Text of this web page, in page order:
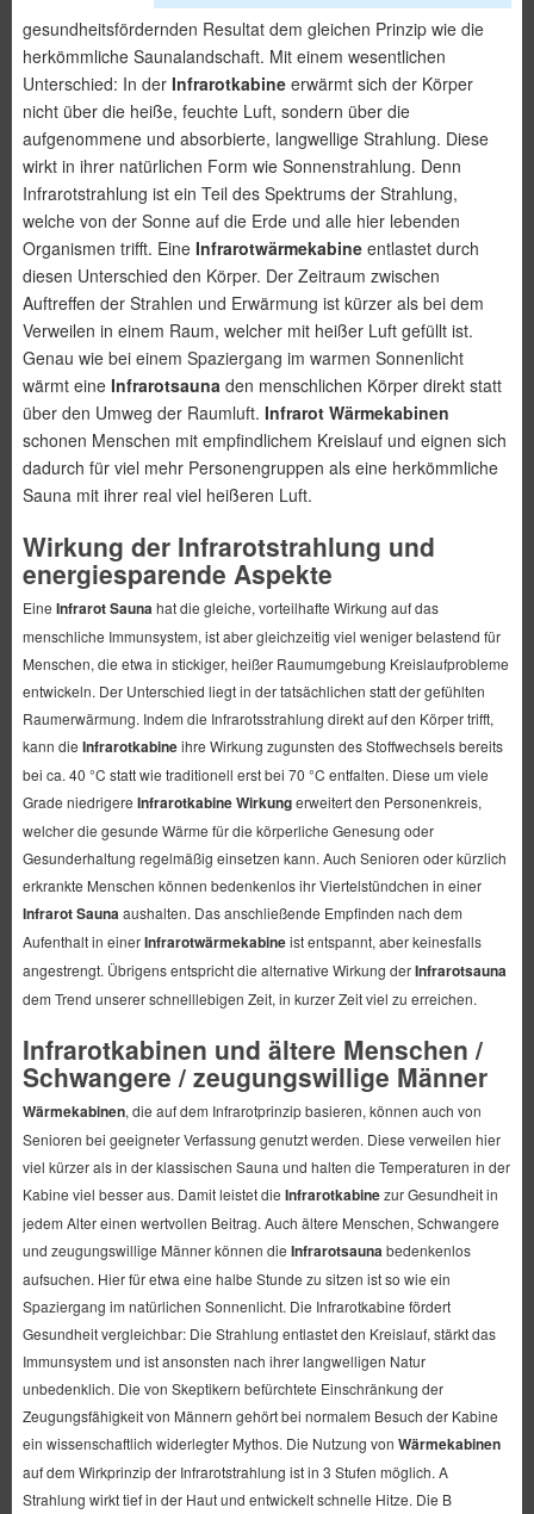
gesundheitsfördernden Resultat dem gleichen Prinzip wie die
herkömmliche Saunalandschaft. Mit einem wesentlichen
Unterschied: In der Infrarotkabineerwärmt sich der Körper
nicht über die heiße, feuchte Luft, sondern über die
aufgenommene und absorbierte, langwellige Strahlung. Diese
wirkt in ihrer natürlichen Form wie Sonnenstrahlung. Denn
Infrarotstrahlung ist ein Teil des Spektrums der Strahlung,
welche von der Sonne auf die Erde und alle hier lebenden
Organismen trifft. Eine Infrarotwärmekabineentlastet durch
diesen Unterschied den Körper. Der Zeitraum zwischen
Auftreffen der Strahlen und Erwärmung ist kürzer als bei dem
Verweilen in einem Raum, welcher mit heißer Luft gefüllt ist.
Genau wie bei einem Spaziergang im warmen Sonnenlicht
wärmt eine Infrarotsauna den menschlichen Körper direkt statt
über den Umweg der Raumluft. Infrarot Wärmekabinen
schonen Menschen mit empfindlichem Kreislauf und eignen sich
dadurch für viel mehr Personengruppen als eine herkömmliche
Sauna mit ihrer real viel heißeren Luft.
Wirkung der Infrarotstrahlung und
energiesparende Aspekte
Eine Infrarot Sauna hat die gleiche, vorteilhafte Wirkung auf das
menschliche Immunsystem, ist aber gleichzeitig viel weniger belastend für
Menschen, die etwa in stickiger, heißer Raumumgebung Kreislaufprobleme
entwickeln. Der Unterschied liegt in der tatsächlichen statt der gefühlten
Raumerwärmung. Indem die Infrarotsstrahlung direkt auf den Körper trifft,
kann die Infrarotkabineihre Wirkung zugunsten des Stoffwechsels bereits
bei ca. 40 °C statt wie traditionell erst bei 70 °C entfalten. Diese um viele
Grade niedrigere Infrarotkabine Wirkungerweitert den Personenkreis,
welcher die gesunde Wärme für die körperliche Genesung oder
Gesunderhaltung regelmäßig einsetzen kann. Auch Senioren oder kürzlich
erkrankte Menschen können bedenkenlos ihr Viertelstündchen in einer
Infrarot Sauna aushalten. Das anschließende Empfinden nach dem
Aufenthalt in einerInfrarotwärmekabineist entspannt, aber keinesfalls
angestrengt. Übrigens entspricht die alternative Wirkung derInfrarotsauna
dem Trend unserer schnelllebigen Zeit, in kurzer Zeit viel zu erreichen.
Infrarotkabinen und ältere Menschen /
Schwangere / zeugungswillige Männer
Wärmekabinen, die auf dem Infrarotprinzip basieren, können auch von
Senioren bei geeigneter Verfassung genutzt werden. Diese verweilen hier
viel kürzer als in der klassischen Sauna und halten die Temperaturen in der
Kabine viel besser aus. Damit leistet die Infrarotkabinezur Gesundheit in
jedem Alter einen wertvollen Beitrag. Auch ältere Menschen, Schwangere
und zeugungswillige Männer können die Infrarotsauna bedenkenlos
aufsuchen. Hier für etwa eine halbe Stunde zu sitzen ist so wie ein
Spaziergang im natürlichen Sonnenlicht. Die Infrarotkabine fördert
Gesundheit vergleichbar: Die Strahlung entlastet den Kreislauf, stärkt das
Immunsystem und ist ansonsten nach ihrer langwelligen Natur
unbedenklich. Die von Skeptikern befürchtete Einschränkung der
Zeugungsfähigkeit von Männern gehört bei normalem Besuch der Kabine
ein wissenschaftlich widerlegter Mythos. Die Nutzung von Wärmekabinen
auf dem Wirkprinzip der Infrarotstrahlung ist in 3 Stufen möglich. A
Strahlung wirkt tief in der Haut und entwickelt schnelle Hitze. Die B